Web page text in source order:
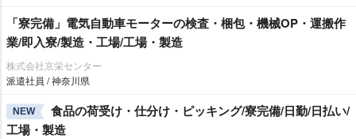
「寮完備」電気自動車モーターの検査・梱包・機械OP・運搬作
業/即入寮/製造・工場/工場・製造
株式会社京栄センター
派遣社員 / 神奈川県
NEW
食品の荷受け・仕分け・ピッキング/寮完備/日勤/日払い/
工場・製造